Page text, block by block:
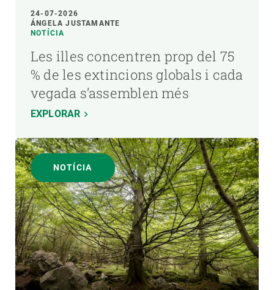
24-07-2026
ÁNGELA JUSTAMANTE
NOTÍCIA
Les illes concentren prop del 75
% de les extincions globals i cada
vegada s’assemblen més
EXPLORAR
NOTÍCIA